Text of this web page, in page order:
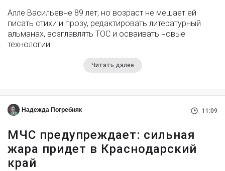
Алле Васильевне 89 лет, но возраст не мешает ей
писать стихи и прозу, редактировать литературный
альманах, возглавлять ТОС и осваивать новые
технологии.
Читать далее
Надежда Погребняк 11:09
МЧС предупреждает: сильная
жара придет в Краснодарский
край